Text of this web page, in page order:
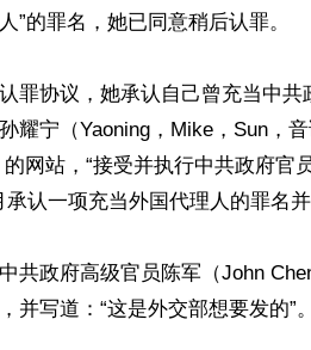
”的罪名，她已同意稍后认罪。
罪协议，她承认自己曾充当中
耀宁（Yaoning，Mike，Sun，
网站，“接受并执行中共政府官
认一项充当外国代理人的罪名并
共政府高级官员陈军（John
并写道：“这是外交部想要发的”。